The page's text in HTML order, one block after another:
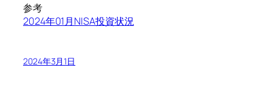
参考
2024年01月NISA投資状況
2024年3月1日